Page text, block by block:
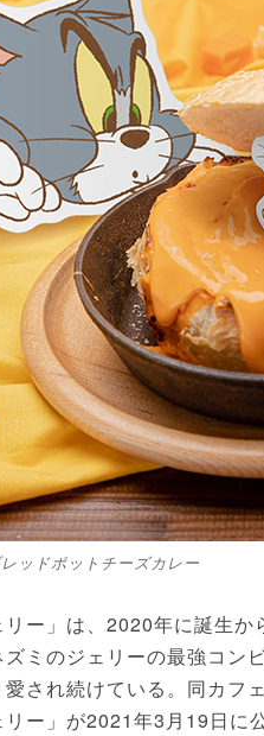
ッドポットチーズカレー
ー」は、2020年に誕生か
ミのジェリーの最強コン
され続けている。同カフ
ー」が2021年3月19日に